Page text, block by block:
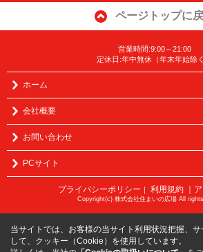
ページトップに
営業時間:9:00～21:00
定休日:年中無休（年末年始除く
ホーム
会社概要
お問い合わせ
PCサイト
プライバシーポリシー 利用規約 ｜
Copyright(c) 株式会社住まいの広場 All
当サイトでは、お客様の当サイト利用状況把握、
して、クッキー（Cookie）を使用しています。